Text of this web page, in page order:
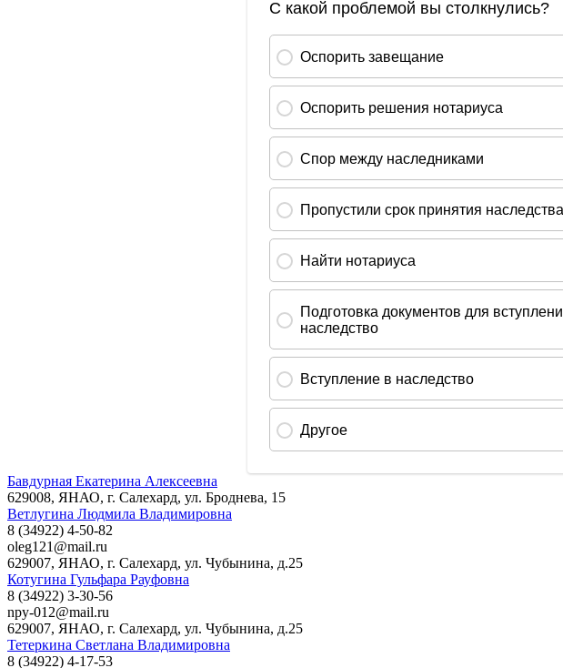
Бавдурная Екатерина Алексеевна
629008, ЯНАО, г. Салехард, ул. Броднева, 15
Ветлугина Людмила Владимировна
8 (34922) 4-50-82
oleg121@mail.ru
629007, ЯНАО, г. Салехард, ул. Чубынина, д.25
Котугина Гульфара Рауфовна
8 (34922) 3-30-56
npy-012@mail.ru
629007, ЯНАО, г. Салехард, ул. Чубынина, д.25
Тетеркина Светлана Владимировна
8 (34922) 4-17-53